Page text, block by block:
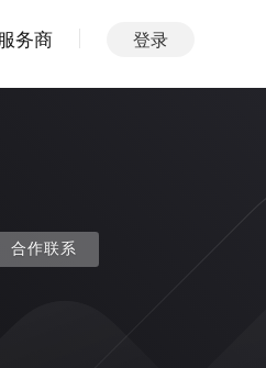
务商 登录
合作联系